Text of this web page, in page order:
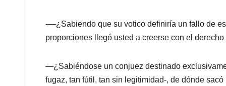
-—¿Sabiendo que su votico definiría un fallo de
proporciones llegó usted a creerse con el
—¿Sabiéndose un conjuez destinado
fugaz, tan fútil, tan sin legitimidad-, de dónde